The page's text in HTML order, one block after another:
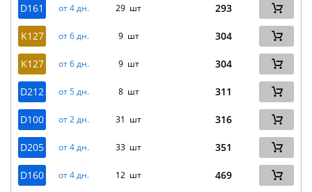
D161 от 4 дн. 29 шт 293
K127 от 6 дн. 9 шт 304
K127 от 6 дн. 9 шт 304
D212 от 5 дн. 8 шт 311
D100 от 2 дн. 31 шт 316
D205 от 4 дн. 33 шт 351
D160 от 4 дн. 12 шт 469